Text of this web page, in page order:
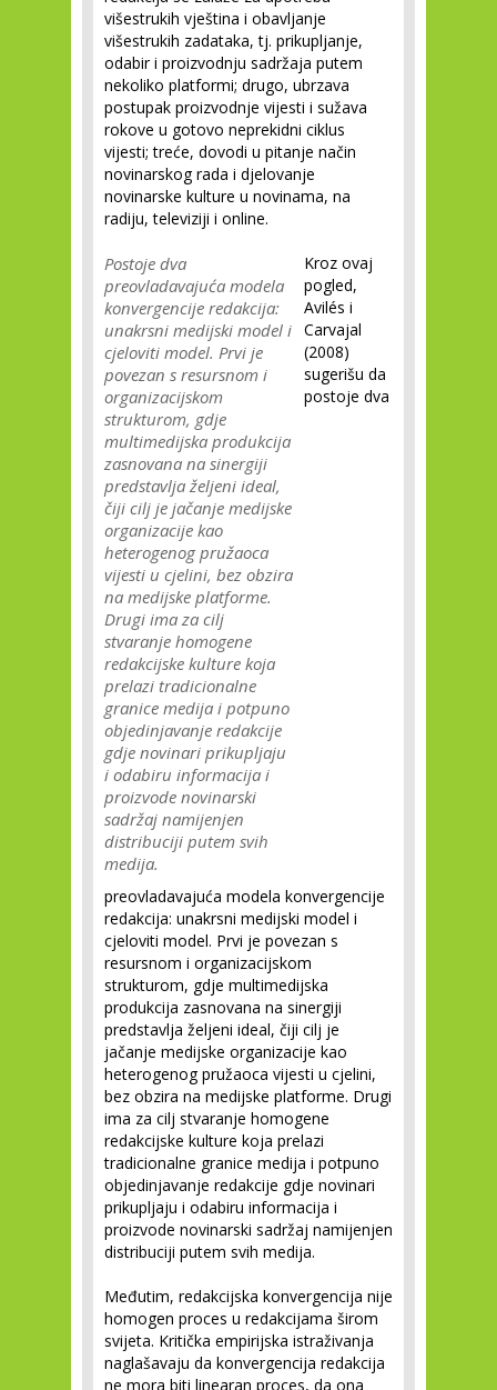
višestrukih vještina i obavljanje
višestrukih zadataka, tj. prikupljanje,
odabir i proizvodnju sadržaja putem
nekoliko platformi; drugo, ubrzava
postupak proizvodnje vijesti i sužava
rokove u gotovo neprekidni ciklus
vijesti; treće, dovodi u pitanje način
novinarskog rada i djelovanje
novinarske kulture u novinama, na
radiju, televiziji i online.
Postoje dva
preovladavajuća modela
konvergencije redakcija:
unakrsni medijski model i
cjeloviti model. Prvi je
povezan s resursnom i
organizacijskom
strukturom, gdje
multimedijska produkcija
zasnovana na sinergiji
predstavlja željeni ideal,
čiji cilj je jačanje medijske
organizacije kao
heterogenog pružaoca
vijesti u cjelini, bez obzira
na medijske platforme.
Drugi ima za cilj
stvaranje homogene
redakcijske kulture koja
prelazi tradicionalne
granice medija i potpuno
objedinjavanje redakcije
gdje novinari prikupljaju
i odabiru informacija i
proizvode novinarski
sadržaj namijenjen
distribuciji putem svih
medija.
Kroz ovaj
pogled,
Avilés i
Carvajal
(2008)
sugerišu da
postoje dva
preovladavajuća modela konvergencije
redakcija: unakrsni medijski model i
cjeloviti model. Prvi je povezan s
resursnom i organizacijskom
strukturom, gdje multimedijska
produkcija zasnovana na sinergiji
predstavlja željeni ideal, čiji cilj je
jačanje medijske organizacije kao
heterogenog pružaoca vijesti u cjelini,
bez obzira na medijske platforme. Drugi
ima za cilj stvaranje homogene
redakcijske kulture koja prelazi
tradicionalne granice medija i potpuno
objedinjavanje redakcije gdje novinari
prikupljaju i odabiru informacija i
proizvode novinarski sadržaj namijenjen
distribuciji putem svih medija.
Međutim, redakcijska konvergencija nije
homogen proces u redakcijama širom
svijeta. Kritička empirijska istraživanja
naglašavaju da konvergencija redakcija
ne mora biti linearan proces, da ona